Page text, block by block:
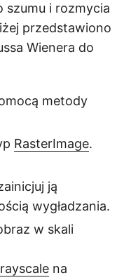
szumu i rozmycia
przedstawiono
Wienera do
metody
RasterImage.
ją
wygładzania.
w skali
na